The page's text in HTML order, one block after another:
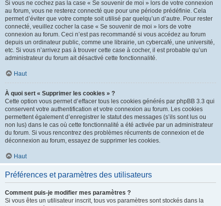
Si vous ne cochez pas la case « Se souvenir de moi » lors de votre connexion
au forum, vous ne resterez connecté que pour une période prédéfinie. Cela
permet d’éviter que votre compte soit utilisé par quelqu’un d’autre. Pour rester
connecté, veuillez cocher la case « Se souvenir de moi » lors de votre
connexion au forum. Ceci n’est pas recommandé si vous accédez au forum
depuis un ordinateur public, comme une librairie, un cybercafé, une université,
etc. Si vous n’arrivez pas à trouver cette case à cocher, il est probable qu’un
administrateur du forum ait désactivé cette fonctionnalité.
Haut
À quoi sert « Supprimer les cookies » ?
Cette option vous permet d’effacer tous les cookies générés par phpBB 3.3 qui
conservent votre authentification et votre connexion au forum. Les cookies
permettent également d’enregistrer le statut des messages (s’ils sont lus ou
non lus) dans le cas où cette fonctionnalité a été activée par un administrateur
du forum. Si vous rencontrez des problèmes récurrents de connexion et de
déconnexion au forum, essayez de supprimer les cookies.
Haut
Préférences et paramètres des utilisateurs
Comment puis-je modifier mes paramètres ?
Si vous êtes un utilisateur inscrit, tous vos paramètres sont stockés dans la